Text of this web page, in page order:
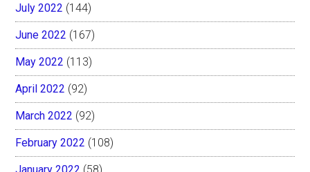
July 2022 (144)
June 2022 (167)
May 2022 (113)
April 2022 (92)
March 2022 (92)
February 2022 (108)